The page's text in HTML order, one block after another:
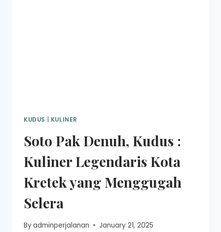
KUDUS KULINER
Soto Pak Denuh, Kudus :
Kuliner Legendaris Kota
Kretek yang Menggugah
Selera
Byadminperjalanan January 21, 2025